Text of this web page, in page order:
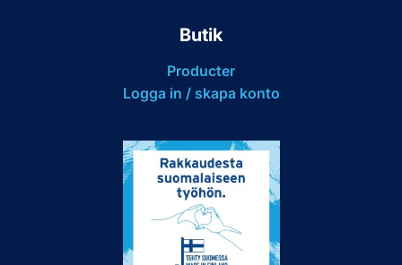
Butik
Producter
Logga in / skapa konto